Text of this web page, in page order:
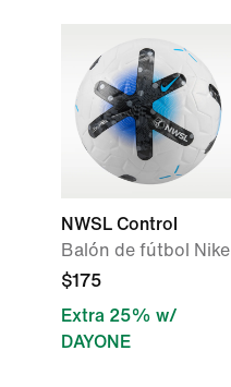
NWSL Control
Balón de fútbol Nike
$175
Extra 25% w/
DAYONE